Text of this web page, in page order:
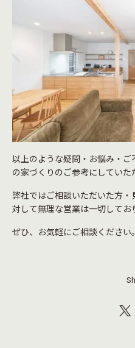
以上のような疑問・お悩み・
の家づくりのご参考にしていた
弊社ではご相談いただいた方
対して無理な営業は一切してお
ぜひ、お気軽にご相談ください。